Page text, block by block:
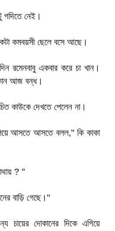
গদিতে নেই।
কমবয়সী ছেলে বসে আছে।
রমেনবাবু একবার করে চা খান।
আজ বন্ধ।
কাউকে দেখতে পেলেন না।
আসতে আসতে বলল," কি কাকা
? "
বাড়ি গেছে।"
চায়ের দোকানের দিকে এগিয়ে